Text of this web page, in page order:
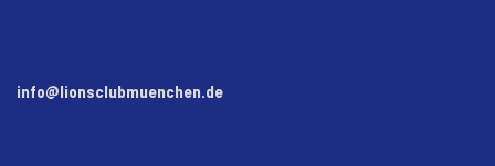
info@lionsclubmuenchen.de